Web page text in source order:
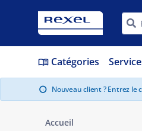
menu_book Catégories
info Nouveau client ? Entrez le
Accueil